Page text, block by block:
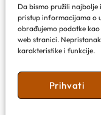
Da bismo pružili
pristup informacijama o
obrađujemo podatke
web stranici.
karakteristike i funkcije.
Prihvati
Franjevački put
Obala kralja
21 300 Makarska
Email:
Telefon: +385